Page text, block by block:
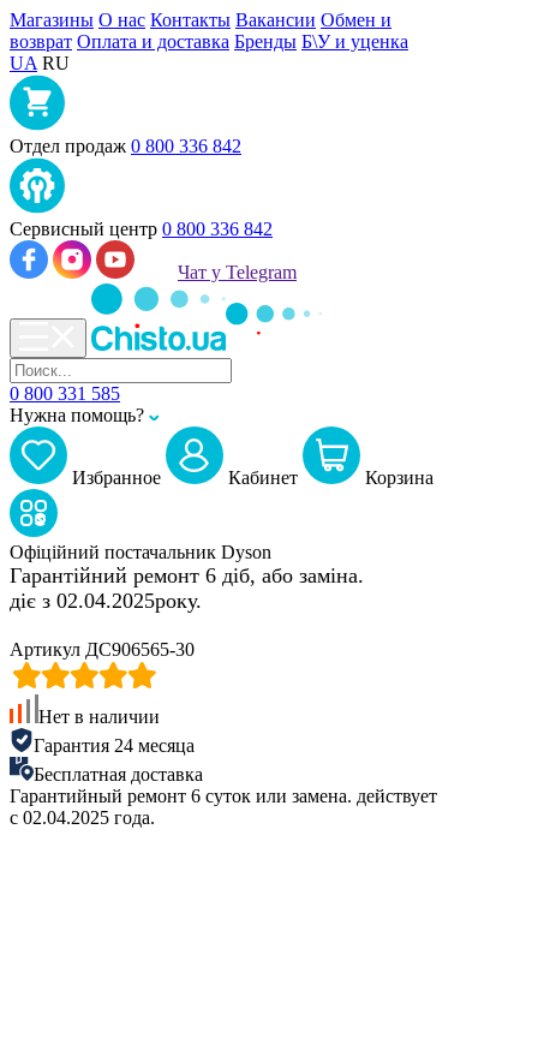
Магазины О нас Контакты Вакансии Обмен и
возврат Оплата и доставка Бренды Б\У и уценка
UA RU
Отдел продаж 0 800 336 842
Сервисный центр 0 800 336 842
Чат у Telegram
0 800 331 585
Нужна помощь?
Избранное Кабинет Корзина
Офіційний постачальник Dyson
Гарантійний ремонт 6 діб, або заміна.
діє з 02.04.2025року.
Артикул ДС906565-30
Нет в наличии
Гарантия 24 месяца
Бесплатная доставка
Гарантийный ремонт 6 суток или замена. действует
с 02.04.2025 года.